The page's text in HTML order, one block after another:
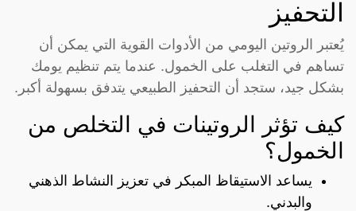
التحفيز
يُعتبر الروتين اليومي من الأدوات القوية التي يمكن أن
تساهم في التغلب على الخمول. عندما يتم تنظيم يومك
بشكل جيد، ستجد أن التحفيز الطبيعي يتدفق بسهولة أكبر.
كيف تؤثر الروتينات في التخلص من
الخمول؟
يساعد الاستيقاظ المبكر في تعزيز النشاط الذهني
والبدني.